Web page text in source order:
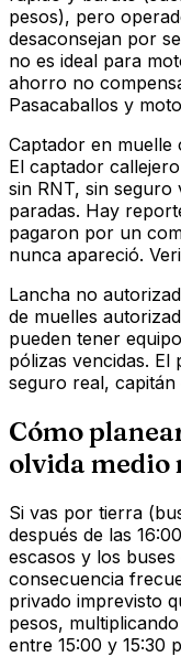
pesos), pero
desaconsejan por
no es ideal para
ahorro no
Pasacaballos y
Captador en
El captador
sin RNT, sin seguro
paradas. Hay
pagaron por un
nunca apareció.
Lancha no
de muelles
pueden tener
pólizas vencidas.
seguro real,
Cómo
olvida medio
Si vas por tierra
después de las
escasos y los
consecuencia
privado imprevisto
pesos,
entre 15:00 y 15:30